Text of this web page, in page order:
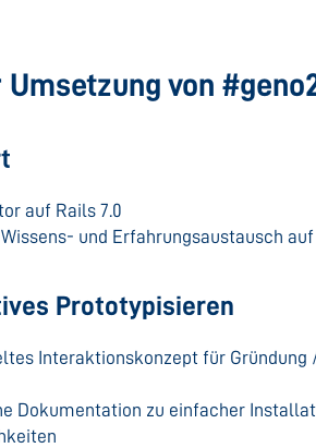
von
auf Rails 7.0
und Erfahrungsaustausch
Prototypisieren
Interaktionskonzept für
Dokumentation zu einfacher